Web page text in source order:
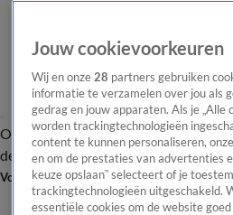
OverzichtAfleveringen Entertainment
de redactieNieuwsbrief
Volg Shownieuws
Jouw cookievoorkeuren
Wij en onze 28 partners gebruiken
informatie te verzamelen over jou als
gedrag en jouw apparaten. Als je „Alle
worden trackingtechnologieën
content te kunnen personaliseren,
en om de prestaties van advertenties
keuze opslaan” selecteert of je
trackingtechnologieën uitgeschakeld.
essentiële cookies om de website